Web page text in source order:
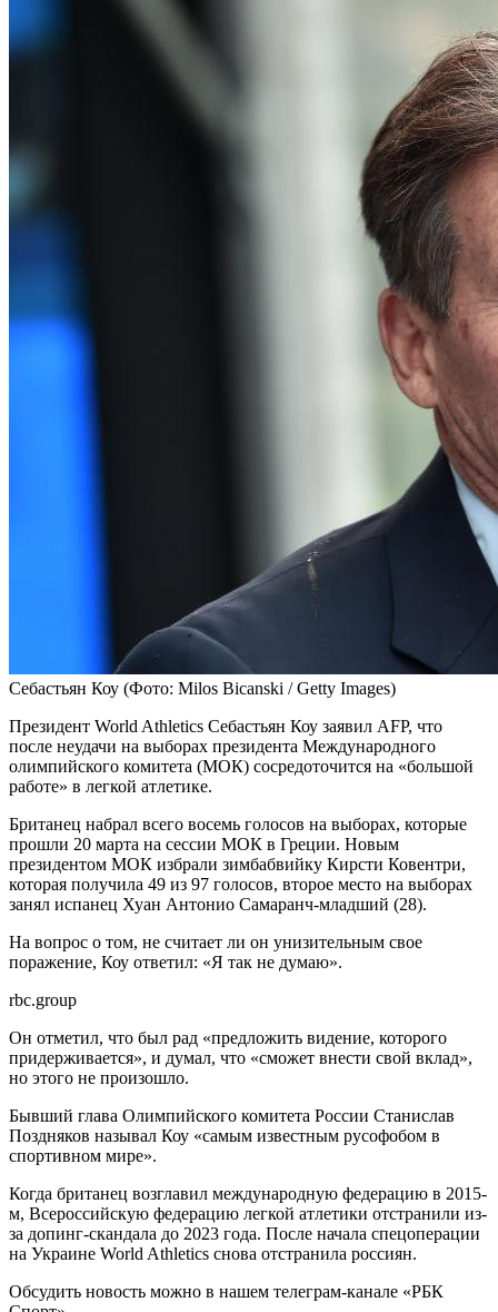
Себастьян Коу (Фото: Milos Bicanski / Getty Images)
Президент World Athletics Себастьян Коу заявил AFP, что
после неудачи на выборах президента Международного
олимпийского комитета (МОК) сосредоточится на «большой
работе» в легкой атлетике.
Британец набрал всего восемь голосов на выборах, которые
прошли 20 марта на сессии МОК в Греции. Новым
президентом МОК избрали зимбабвийку Кирсти Ковентри,
которая получила 49 из 97 голосов, второе место на выборах
занял испанец Хуан Антонио Самаранч-младший (28).
На вопрос о том, не считает ли он унизительным свое
поражение, Коу ответил: «Я так не думаю».
rbc.group
Он отметил, что был рад «предложить видение, которого
придерживается», и думал, что «сможет внести свой вклад»,
но этого не произошло.
Бывший глава Олимпийского комитета России Станислав
Поздняков называл Коу «самым известным русофобом в
спортивном мире».
Когда британец возглавил международную федерацию в 2015-
м, Всероссийскую федерацию легкой атлетики отстранили из-
за допинг-скандала до 2023 года. После начала спецоперации
на Украине World Athletics снова отстранила россиян.
Обсудить новость можно в нашем телеграм-канале «РБК